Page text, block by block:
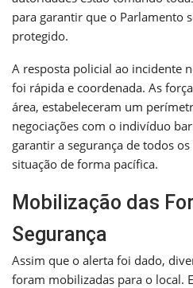
para garantir que o Parlamento
protegido.
A resposta policial ao incidente
foi rápida e coordenada. As
área, estabeleceram um
negociações com o indivíduo
garantir a segurança de todos
situação de forma pacífica.
Mobilização das
Segurança
Assim que o alerta foi dado,
foram mobilizadas para o local.